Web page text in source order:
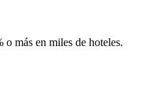
más en miles de hoteles.